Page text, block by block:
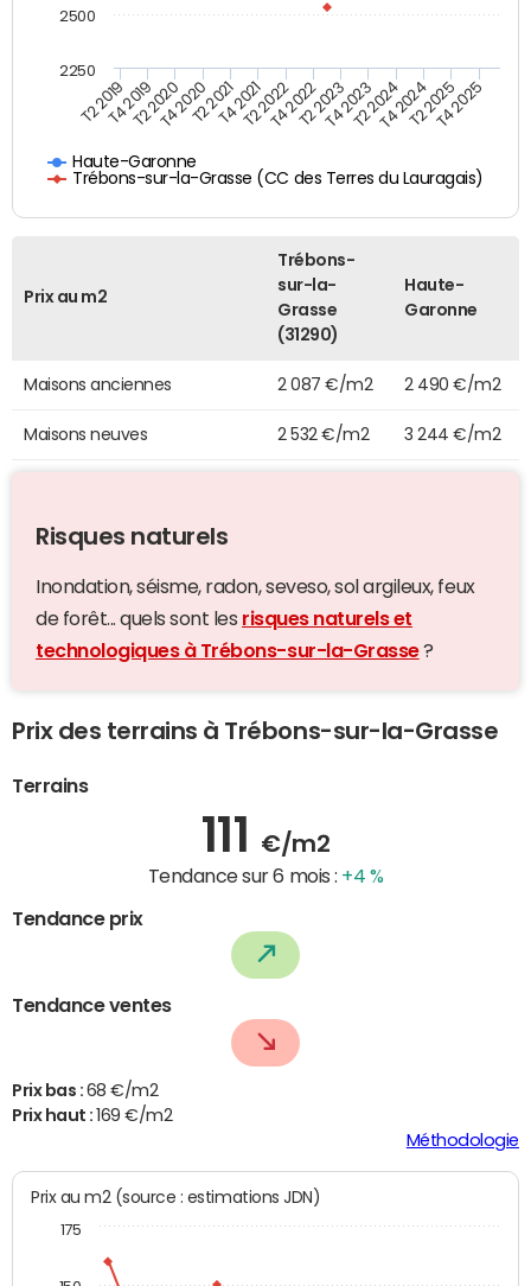
Haute-Garonne
Trébons-sur-la-Grasse (CC des Terres du Lauragais)
T2 2019T4 2019T2 2020T4 2020T2 2021T4 2021T2 2022T4 2022T2 2023T4 2023T2 2024T4 2024T2 2025T4 2025
2250
2500
Prix au m2
Trébons-
sur-la-
Grasse
(31290)
Haute-
Garonne
Maisons anciennes 2 087 €/m2 2 490 €/m2
Maisons neuves 2 532 €/m2 3 244 €/m2
Risques naturels
Inondation, séisme, radon, seveso, sol argileux, feux
de forêt... quels sont les risques naturels et
technologiques à Trébons-sur-la-Grasse?
Prix des terrains à Trébons-sur-la-Grasse
Terrains
111 €/m2
Tendance sur 6 mois : +4 %
Tendance prix
Tendance ventes
Prix bas : 68 €/m2
Prix haut : 169 €/m2
Méthodologie
Prix au m2 (source : estimations JDN)
175